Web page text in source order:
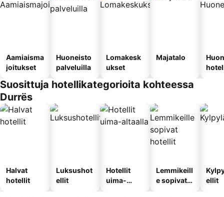
Aamiaisma
joitukset
Huoneisto
palveluilla
Lomakesk
ukset
Majatalo
Suosittuja hotellikategorioita kohteessa
Durrës
Halvat
hotellit
Luksushot
ellit
Hotellit
uima-
Lemmikeill
e sopivat
ellit